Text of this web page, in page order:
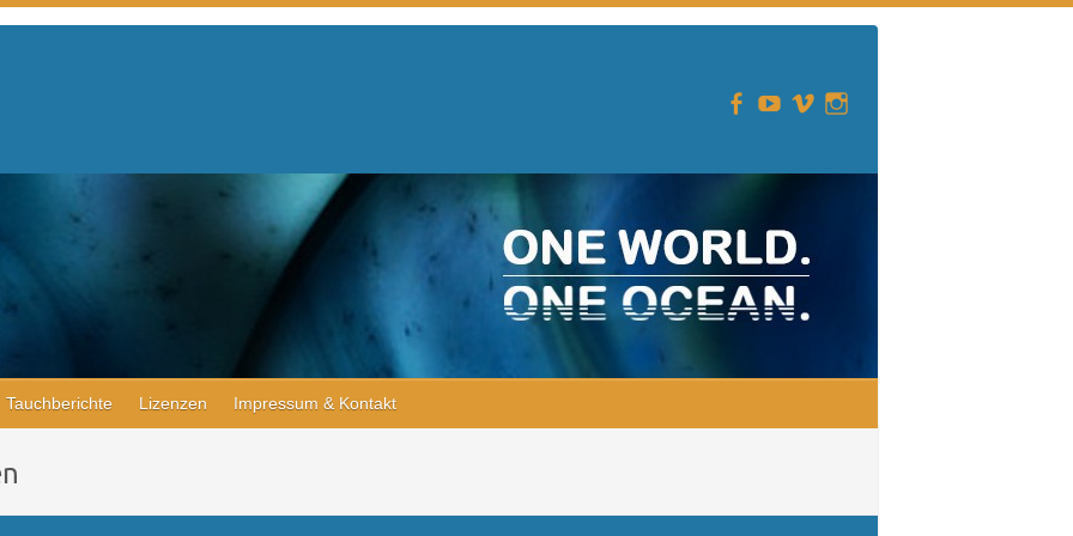
Tauchberichte Lizenzen Impressum & Kontakt